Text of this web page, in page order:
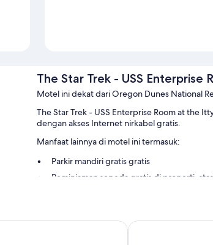
The Star Trek - USS
Motel ini dekat dari Oregon Dunes National
The Star Trek - USS Enterprise Room at the
dengan akses Internet nirkabel gratis.
Manfaat lainnya di motel ini termasuk:
Parkir mandiri gratis gratis
Peminjaman sepeda gratis di properti,
& Suites at Coos Bay Red Lion Hotel